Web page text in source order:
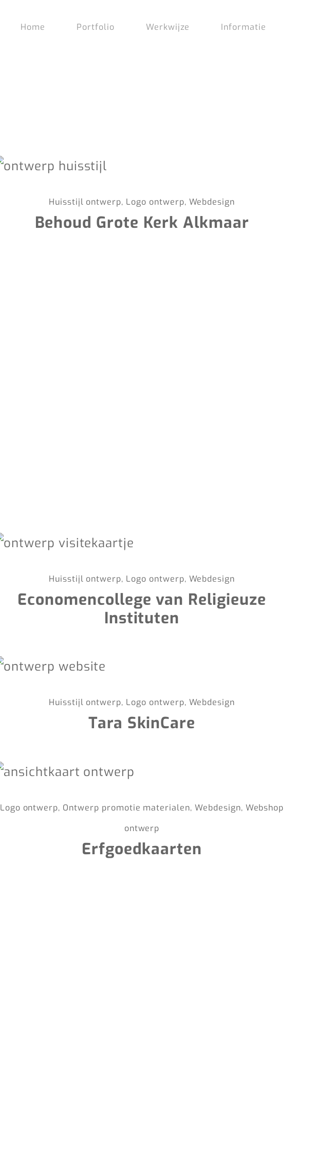
Home Portfolio Werkwijze Informatie
Huisstijl ontwerp, Logo ontwerp, Webdesign
Behoud Grote Kerk Alkmaar
Huisstijl ontwerp, Logo ontwerp, Webdesign
Economencollege van Religieuze
Instituten
Huisstijl ontwerp, Logo ontwerp, Webdesign
Tara SkinCare
Logo ontwerp, Ontwerp promotie materialen, Webdesign, Webshop
ontwerp
Erfgoedkaarten